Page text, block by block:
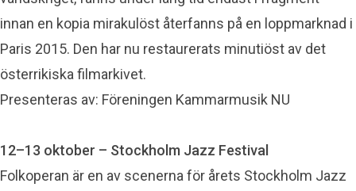
innan en kopia mirakulöst återfanns på en loppmarknad i
Paris 2015. Den har nu restaurerats minutiöst av det
österrikiska filmarkivet.
Presenteras av: Föreningen Kammarmusik NU
12–13 oktober – Stockholm Jazz Festival
Folkoperan är en av scenerna för årets Stockholm Jazz